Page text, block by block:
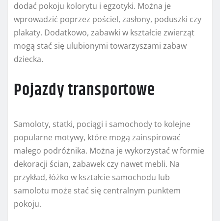
dodać pokoju kolorytu i egzotyki. Można je
wprowadzić poprzez pościel, zasłony, poduszki czy
plakaty. Dodatkowo, zabawki w kształcie zwierząt
mogą stać się ulubionymi towarzyszami zabaw
dziecka.
Pojazdy transportowe
Samoloty, statki, pociągi i samochody to kolejne
popularne motywy, które mogą zainspirować
małego podróżnika. Można je wykorzystać w formie
dekoracji ścian, zabawek czy nawet mebli. Na
przykład, łóżko w kształcie samochodu lub
samolotu może stać się centralnym punktem
pokoju.